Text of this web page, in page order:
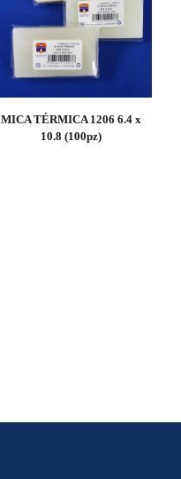
MICA TÉRMICA 1206 6.4 x
10.8 (100pz)